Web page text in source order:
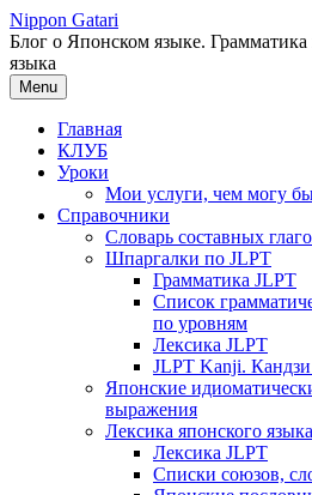
Перейти
к
содержимому
Nippon Gatari
Блог о Японском языке.
языка
Menu
Главная
КЛУБ
Уроки
Мои услуги, чем могу
Справочники
Словарь составных
Шпаргалки по JLPT
Грамматика JLPT
Список
по уровням
Лексика JLPT
JLPT Kanji.
Японские
выражения
Лексика японского языка
Лексика JLPT
Списки союзов,